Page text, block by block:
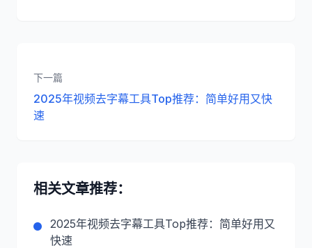
下一篇
2025年视频去字幕工具Top推荐：简单好用又快
速
相关文章推荐：
2025年视频去字幕工具Top推荐：简单好用又
快速